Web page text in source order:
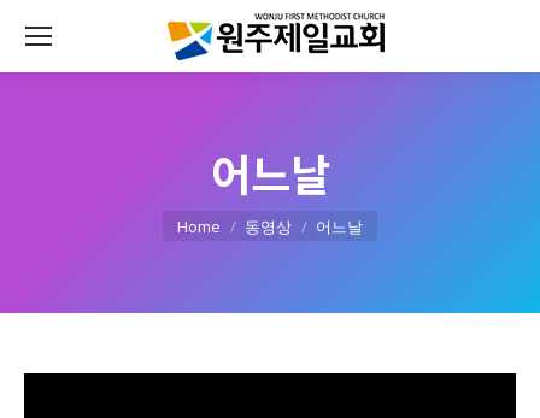
어느날
Home 동영상 어느날